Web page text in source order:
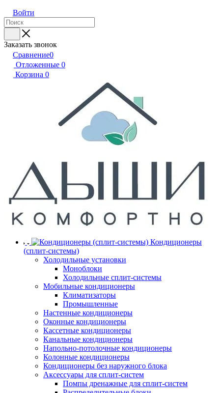
Войти
Заказать звонок
Сравнение0
Отложенные 0
Корзина 0
Кондиционеры
(сплит-системы)
Холодильные установки
Моноблоки
Холодильные сплит-системы
Мобильные кондиционеры
Климатизаторы
Промышленные
Настенные кондиционеры
Оконные кондиционеры
Кассетные кондиционеры
Канальные кондиционеры
Напольно-потолочные кондиционеры
Колонные кондиционеры
Кондиционеры без наружного блока
Аксессуары для сплит-систем
Помпы дренажные для сплит-систем